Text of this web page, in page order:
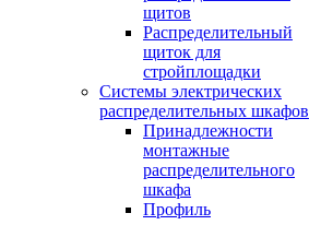
щитов
Распределительный
щиток для
стройплощадки
Системы электрических
распределительных шкафов
Принадлежности
монтажные
распределительного
шкафа
Профиль